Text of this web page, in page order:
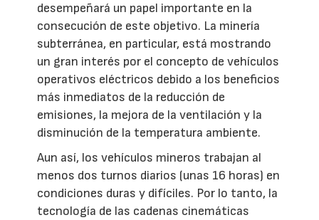
desempeñará un papel importante en la
consecución de este objetivo. La minería
subterránea, en particular, está mostrando
un gran interés por el concepto de vehículos
operativos eléctricos debido a los beneficios
más inmediatos de la reducción de
emisiones, la mejora de la ventilación y la
disminución de la temperatura ambiente.
Aun así, los vehículos mineros trabajan al
menos dos turnos diarios (unas 16 horas) en
condiciones duras y difíciles. Por lo tanto, la
tecnología de las cadenas cinemáticas